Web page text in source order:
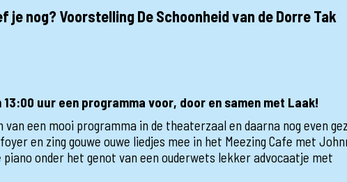
je nog? Voorstelling De Schoonheid van de Dorre Tak
13:00 uur een programma voor, door en samen met Laak!
van een mooi programma in de theaterzaal en daarna nog even
en zing gouwe ouwe liedjes mee in het Meezing Cafe met
piano onder het genot van een ouderwets lekker advocaatje met